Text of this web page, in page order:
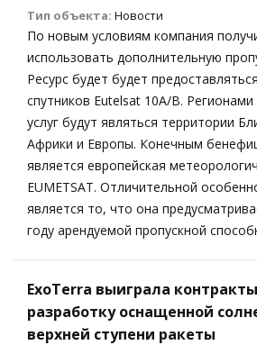
Тип объекта: Новости
По новым условиям компания
использовать дополнительную
Ресурс будет будет
спутников Eutelsat 10A/B.
услуг будут являться территории
Африки и Европы. Конечным
является европейская
EUMETSAT. Отличительной
является то, что она
году арендуемой пропускной
ExoTerra выиграла
разработку оснащенной
верхней ступени ракеты